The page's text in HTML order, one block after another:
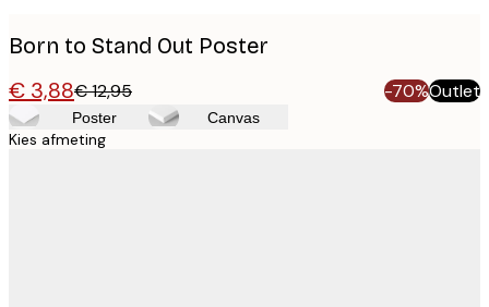
Born to Stand Out Poster
€ 3,88€ 12,95 -70%Outlet
Poster Canvas
Kies afmeting